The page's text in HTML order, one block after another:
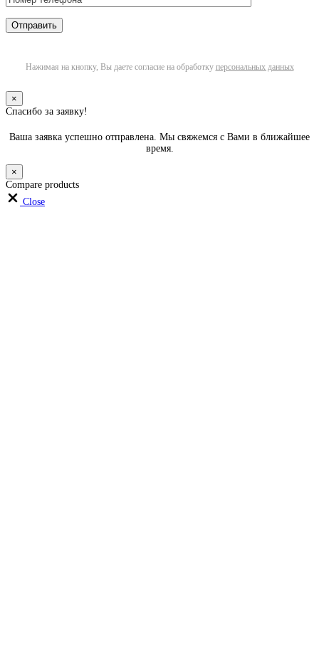
Нажимая на кнопку, Вы даете согласие на обработку персональных данных
×
Спасибо за заявку!
Ваша заявка успешно отправлена. Мы свяжемся с Вами в ближайшее
время.
×
Compare products
Close